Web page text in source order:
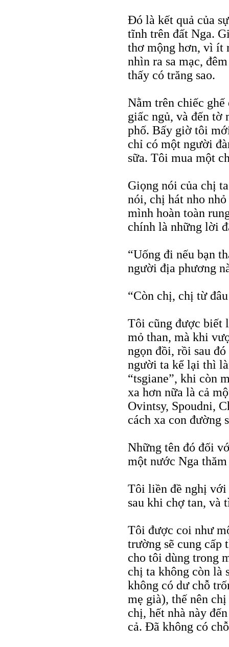
Đó là kết quả của
tĩnh trên đất Nga.
thơ mộng hơn, vì ít
nhìn ra sa mạc,
thấy có trăng sao.
Nằm trên chiếc
giấc ngủ, và đến tờ
phố. Bấy giờ tôi
chỉ có một người
sữa. Tôi mua một
Giọng nói của chị
nói, chị hát nho
mình hoàn toàn
chính là những lời
“Uống đi nếu bạn
người địa phương
“Còn chị, chị từ
Tôi cũng được biết
mỏ than, mà khi
ngọn đồi, rồi sau
người ta kể lại thì
“tsgiane”, khi còn
xa hơn nữa là cả
Ovintsy, Spoudni,
cách xa con đường
Những tên đó đối
một nước Nga
Tôi liền đề nghị với
sau khi chợ tan, và
Tôi được coi như
trường sẽ cung cấp
cho tôi dùng trong
chị ta không còn là
không có dư chỗ
mẹ già), thế nên
chị, hết nhà này
cả. Đã không có